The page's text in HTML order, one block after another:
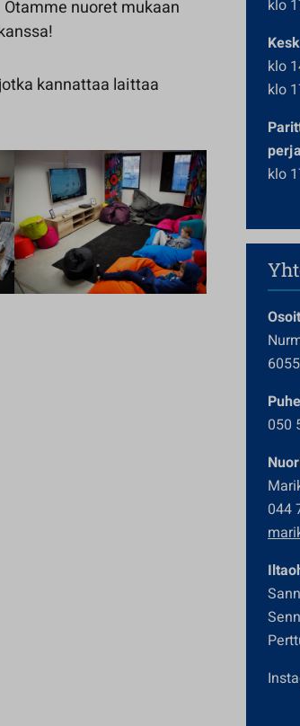
nuoret mukaan
kannattaa laittaa
klo
klo
klo
klo
050
044